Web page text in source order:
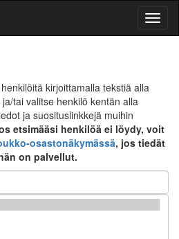
kirjoittamalla tekstiä alla
tai valitse henkilö kentän alla
ja suosituslinkkejä muihin
etsimääsi henkilöä ei löydy, voit
osastonäkymässä, jos tiedät
on palvellut.